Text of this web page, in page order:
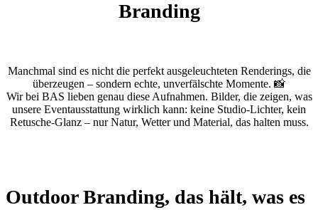
Branding
Manchmal sind es nicht die perfekt ausgeleuchteten Renderings, die
überzeugen – sondern echte, unverfälschte Momente. 📸
Wir bei BAS lieben genau diese Aufnahmen. Bilder, die zeigen, was
unsere Eventausstattung wirklich kann: keine Studio-Lichter, kein
Retusche-Glanz – nur Natur, Wetter und Material, das halten muss.
Outdoor Branding, das hält, was es